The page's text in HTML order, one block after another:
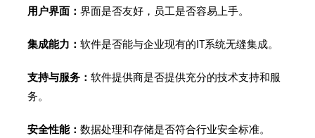
用户界面：界面是否友好，员工是否容易上手。
集成能力：软件是否能与企业现有的IT系统无缝集成。
支持与服务：软件提供商是否提供充分的技术支持和服
务。
安全性能：数据处理和存储是否符合行业安全标准。